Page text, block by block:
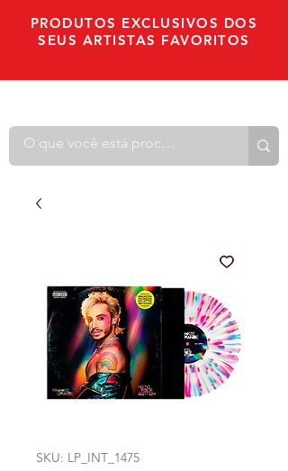
PRODUTOS EXCLUSIVOS DOS
SEUS ARTISTAS FAVORITOS
SKU: LP_INT_1475